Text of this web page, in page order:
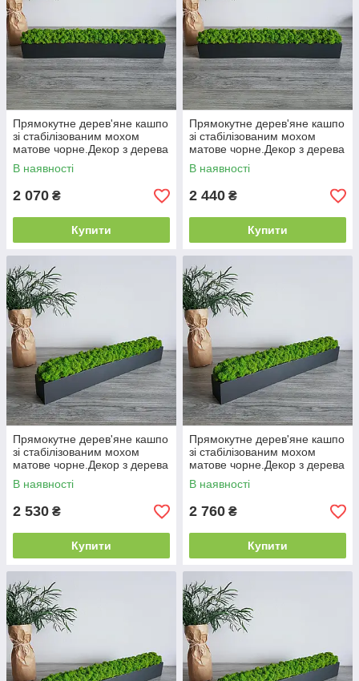
Прямокутне дерев'яне кашпо
зі стабілізованим мохом
матове чорне.Декор з дерева
90 см
В наявності
2 070 ₴
Купити
Прямокутне дерев'яне кашпо
зі стабілізованим мохом
матове чорне.Декор з дерева
100 см
В наявності
2 440 ₴
Купити
Прямокутне дерев'яне кашпо
зі стабілізованим мохом
матове чорне.Декор з дерева
110 см
В наявності
2 530 ₴
Купити
Прямокутне дерев'яне кашпо
зі стабілізованим мохом
матове чорне.Декор з дерева
120 см
В наявності
2 760 ₴
Купити